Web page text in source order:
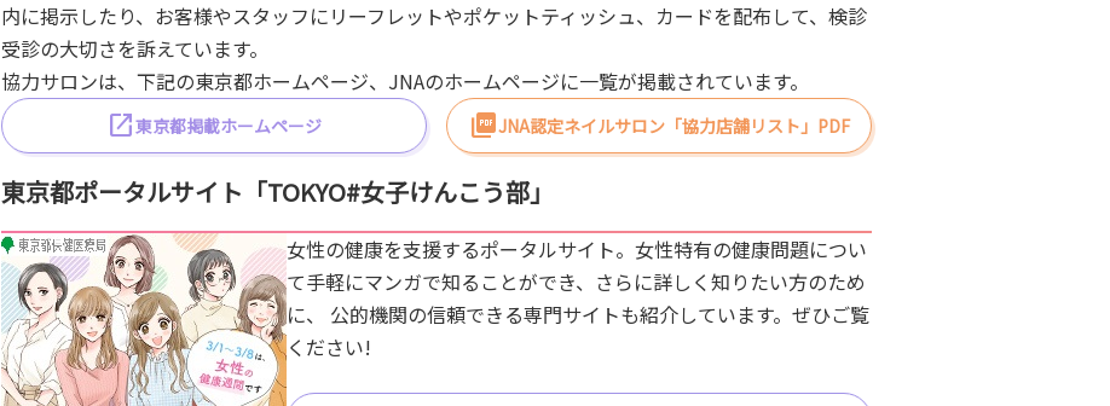
内に掲示したり、お客様やスタッフにリーフレットやポケットティッシュ、カードを配布して、検診
受診の大切さを訴えています。
協力サロンは、下記の東京都ホームページ、JNAのホームページに一覧が掲載されています。
東京都掲載ホームページ JNA認定ネイルサロン「協力店舗リスト」PDF
東京都ポータルサイト「TOKYO#女子けんこう部」
女性の健康を支援するポータルサイト。女性特有の健康問題につい
て手軽にマンガで知ることができ、さらに詳しく知りたい方のため
に、 公的機関の信頼できる専門サイトも紹介しています。ぜひご覧
ください!